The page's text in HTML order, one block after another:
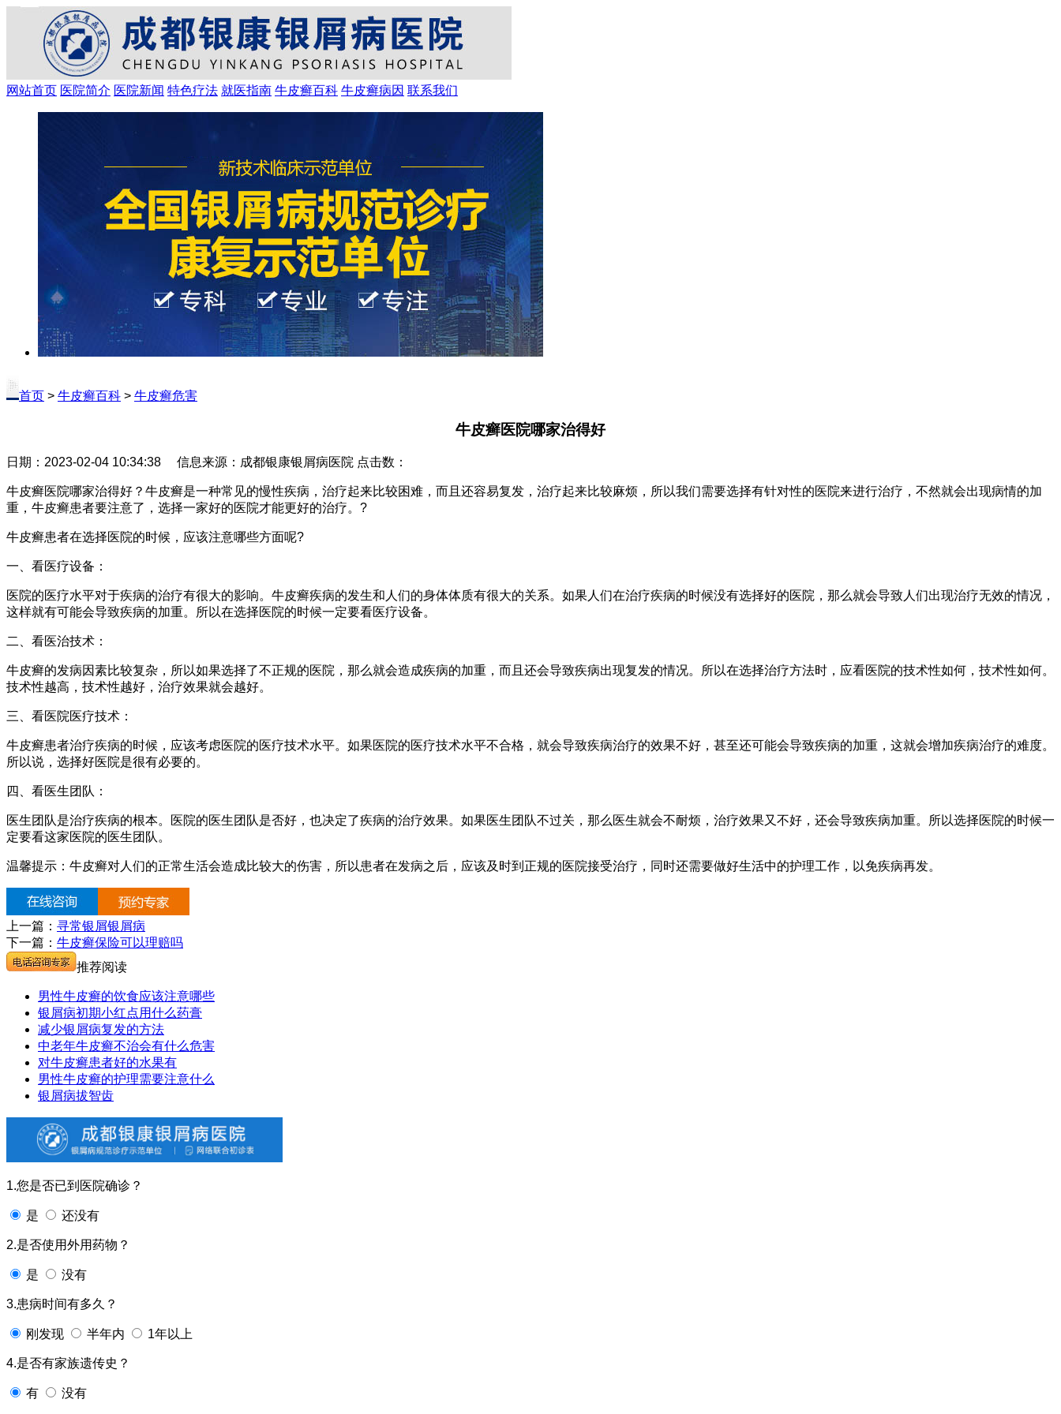
网站首页 医院简介 医院新闻 特色疗法 就医指南 牛皮癣百科 牛皮癣病因 联系我们
首页 > 牛皮癣百科 > 牛皮癣危害
牛皮癣医院哪家治得好
日期：2023-02-04 10:34:38 信息来源：成都银康银屑病医院 点击数：
牛皮癣医院哪家治得好？牛皮癣是一种常见的慢性疾病，治疗起来比较困难，而且还容易复发，治疗起来比较麻烦，所以我们需要选择有针对性的医院来进行治疗，不然就会出现病情的加
重，牛皮癣患者要注意了，选择一家好的医院才能更好的治疗。?
牛皮癣患者在选择医院的时候，应该注意哪些方面呢?
一、看医疗设备：
医院的医疗水平对于疾病的治疗有很大的影响。牛皮癣疾病的发生和人们的身体体质有很大的关系。如果人们在治疗疾病的时候没有选择好的医院，那么就会导致人们出现治疗无效的情况，
这样就有可能会导致疾病的加重。所以在选择医院的时候一定要看医疗设备。
二、看医治技术：
牛皮癣的发病因素比较复杂，所以如果选择了不正规的医院，那么就会造成疾病的加重，而且还会导致疾病出现复发的情况。所以在选择治疗方法时，应看医院的技术性如何，技术性如何。
技术性越高，技术性越好，治疗效果就会越好。
三、看医院医疗技术：
牛皮癣患者治疗疾病的时候，应该考虑医院的医疗技术水平。如果医院的医疗技术水平不合格，就会导致疾病治疗的效果不好，甚至还可能会导致疾病的加重，这就会增加疾病治疗的难度。
所以说，选择好医院是很有必要的。
四、看医生团队：
医生团队是治疗疾病的根本。医院的医生团队是否好，也决定了疾病的治疗效果。如果医生团队不过关，那么医生就会不耐烦，治疗效果又不好，还会导致疾病加重。所以选择医院的时候一
定要看这家医院的医生团队。
温馨提示：牛皮癣对人们的正常生活会造成比较大的伤害，所以患者在发病之后，应该及时到正规的医院接受治疗，同时还需要做好生活中的护理工作，以免疾病再发。
上一篇： 寻常银屑银屑病
下一篇： 牛皮癣保险可以理赔吗
推荐阅读
男性牛皮癣的饮食应该注意哪些
银屑病初期小红点用什么药膏
减少银屑病复发的方法
中老年牛皮癣不治会有什么危害
对牛皮癣患者好的水果有
男性牛皮癣的护理需要注意什么
银屑病拔智齿
1.您是否已到医院确诊？
是 还没有
2.是否使用外用药物？
是 没有
3.患病时间有多久？
刚发现 半年内 1年以上
4.是否有家族遗传史？
有 没有